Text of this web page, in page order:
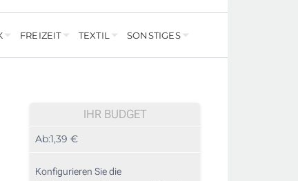
FREIZEIT TEXTIL SONSTIGES
IHR BUDGET
Ab:1,39 €
Konfigurieren Sie die